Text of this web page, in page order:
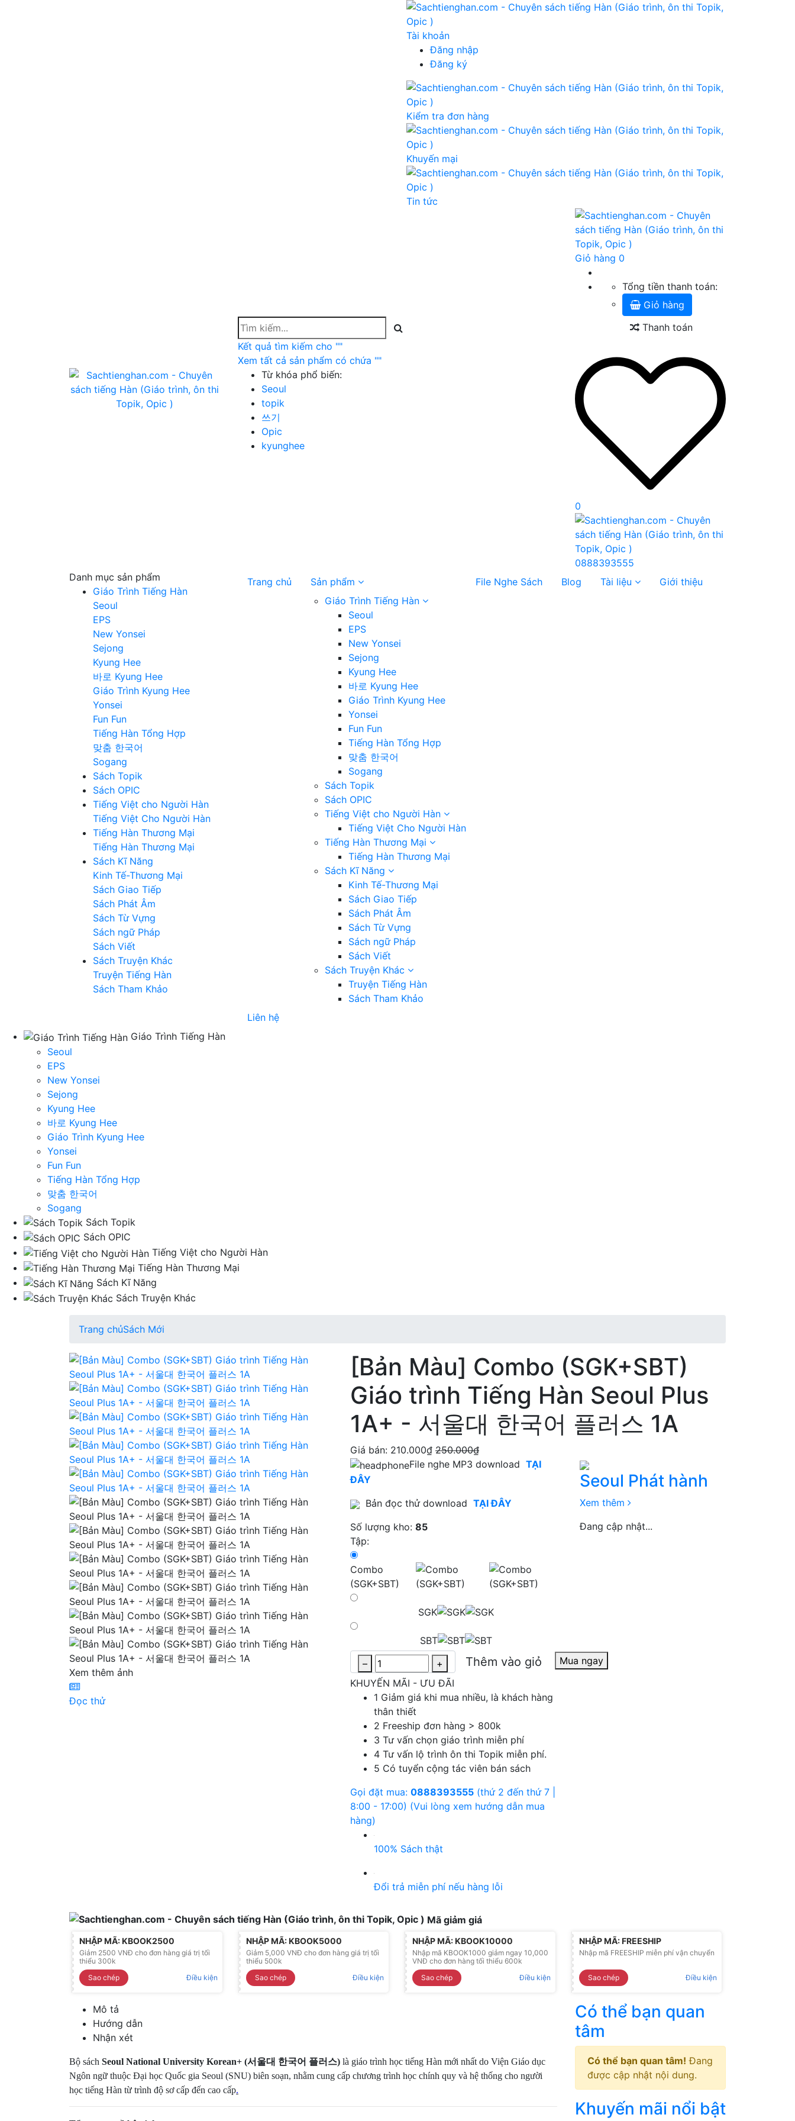
Mua số lượng lớn/sỉ xin liên hệ zalo: 0888.393.555
Tài khoản
Đăng nhập
Đăng ký
Kiểm tra đơn hàng
Khuyến mại
Tin tức
Kết quả tìm kiếm cho ""
Xem tất cả sản phẩm có chứa ""
Từ khóa phổ biến:
Seoul
topik
쓰기
Opic
kyunghee
Giỏ hàng 0
Tổng tiền thanh toán:
Giỏ hàng
Thanh toán
0
0888393555
Danh mục sản phẩm
Giáo Trình Tiếng Hàn
Seoul
EPS
New Yonsei
Sejong
Kyung Hee
바로 Kyung Hee
Giáo Trình Kyung Hee
Yonsei
Fun Fun
Tiếng Hàn Tổng Hợp
맞춤 한국어
Sogang
Sách Topik
Sách OPIC
Tiếng Việt cho Người Hàn
Tiếng Việt Cho Người Hàn
Tiếng Hàn Thương Mại
Tiếng Hàn Thương Mại
Sách Kĩ Năng
Kinh Tế-Thương Mại
Sách Giao Tiếp
Sách Phát Âm
Sách Từ Vựng
Sách ngữ Pháp
Sách Viết
Sách Truyện Khác
Truyện Tiếng Hàn
Sách Tham Khảo
Trang chủ
Sản phẩm
Giáo Trình Tiếng Hàn
Seoul
EPS
New Yonsei
Sejong
Kyung Hee
바로 Kyung Hee
Giáo Trình Kyung Hee
Yonsei
Fun Fun
Tiếng Hàn Tổng Hợp
맞춤 한국어
Sogang
Sách Topik
Sách OPIC
Tiếng Việt cho Người Hàn
Tiếng Việt Cho Người Hàn
Tiếng Hàn Thương Mại
Tiếng Hàn Thương Mại
Sách Kĩ Năng
Kinh Tế-Thương Mại
Sách Giao Tiếp
Sách Phát Âm
Sách Từ Vựng
Sách ngữ Pháp
Sách Viết
Sách Truyện Khác
Truyện Tiếng Hàn
Sách Tham Khảo
File Nghe Sách Blog Tài liệu Giới thiệu
Liên hệ
Giáo Trình Tiếng Hàn
Seoul
EPS
New Yonsei
Sejong
Kyung Hee
바로 Kyung Hee
Giáo Trình Kyung Hee
Yonsei
Fun Fun
Tiếng Hàn Tổng Hợp
맞춤 한국어
Sogang
Sách Topik
Sách OPIC
Tiếng Việt cho Người Hàn
Tiếng Hàn Thương Mại
Sách Kĩ Năng
Sách Truyện Khác
Trang chủSách Mới
Xem thêm ảnh
Đọc thử
[Bản Màu] Combo (SGK+SBT)
Giáo trình Tiếng Hàn Seoul Plus
1A+ - 서울대 한국어 플러스 1A
Giá bán: 210.000₫ 250.000₫
File nghe MP3 download TẠI
ĐÂY
Bản đọc thử download TẠI ĐÂY
Số lượng kho: 85
Tập:
Combo
(SGK+SBT)
SGK
SBT
–
+ Thêm vào giỏ
Mua ngay
KHUYẾN MÃI - ƯU ĐÃI
1 Giảm giá khi mua nhiều, là khách hàng
thân thiết
2 Freeship đơn hàng > 800k
3 Tư vấn chọn giáo trình miễn phí
4 Tư vấn lộ trình ôn thi Topik miễn phí.
5 Có tuyển cộng tác viên bán sách
Gọi đặt mua: 0888393555 (thứ 2 đến thứ 7 |
8:00 - 17:00) (Vui lòng xem hướng dẫn mua
hàng)
100% Sách thật
Đổi trả miễn phí nếu hàng lỗi
Seoul Phát hành
Xem thêm
Đang cập nhật...
Mã giảm giá
NHẬP MÃ: KBOOK2500
Giảm 2500 VNĐ cho đơn hàng giá trị tối
thiểu 300k
Sao chép
Điều kiện
NHẬP MÃ: KBOOK5000
Giảm 5,000 VNĐ cho đơn hàng giá trị tối
thiểu 500k
Sao chép
Điều kiện
NHẬP MÃ: KBOOK10000
Nhập mã KBOOK1000 giảm ngay 10,000
VNĐ cho đơn hàng tối thiểu 600k
Sao chép
Điều kiện
NHẬP MÃ: FREESHIP
Nhập mã FREESHIP miễn phí vận chuyển
Sao chép Điều kiện
Mô tả
Hướng dẫn
Nhận xét
Bộ sách Seoul National University Korean+ (서울대 한국어 플러스) là giáo trình học tiếng Hàn mới nhất do Viện Giáo dục
Ngôn ngữ thuộc Đại học Quốc gia Seoul (SNU) biên soạn, nhằm cung cấp chương trình học chính quy và hệ thống cho người
học tiếng Hàn từ trình độ sơ cấp đến cao cấp.
Có thể bạn quan
tâm
Có thể bạn quan tâm! Đang
được cập nhật nội dung.
Khuyến mãi nổi bật